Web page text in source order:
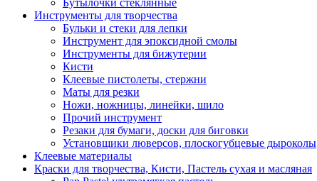
Инструменты для творчества
Бульки и стеки для лепки
Инструмент для эпоксидной смолы
Инструменты для бижутерии
Кисти
Клеевые пистолеты, стержни
Маты для резки
Ножи, ножницы, линейки, шило
Прочий инструмент
Резаки для бумаги, доски для биговки
Установщики люверсов, плоскогубцевые дыроколы
Клеевые материалы
Краски для творчества, Кисти, Пастель сухая и масляная